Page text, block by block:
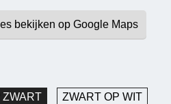
bekijken op Google Maps
ZWART ZWART OP WIT